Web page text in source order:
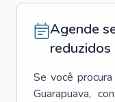
Agende
reduzidos
Se você
Guarapuava,